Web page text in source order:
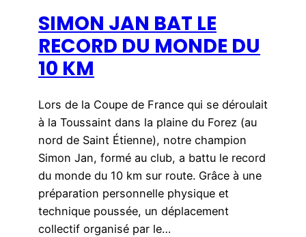
SIMON JAN BAT LE
RECORD DU MONDE DU
10 KM
Lors de la Coupe de France qui se déroulait
à la Toussaint dans la plaine du Forez (au
nord de Saint Étienne), notre champion
Simon Jan, formé au club, a battu le record
du monde du 10 km sur route. Grâce à une
préparation personnelle physique et
technique poussée, un déplacement
collectif organisé par le…